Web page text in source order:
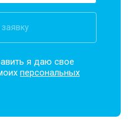
я даю свое
персональных